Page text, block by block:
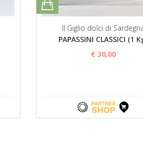
Il Giglio dolci di
PAPASSINI CLASSICI (1
€ 30,00